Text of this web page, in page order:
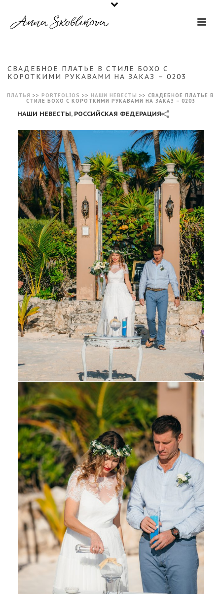
СВАДЕБНОЕ ПЛАТЬЕ В СТИЛЕ БОХО С
КОРОТКИМИ РУКАВАМИ НА ЗАКАЗ – 0203
ПЛАТЬЯ >> PORTFOLIOS >> НАШИ НЕВЕСТЫ >> СВАДЕБНОЕ ПЛАТЬЕ В
СТИЛЕ БОХО С КОРОТКИМИ РУКАВАМИ НА ЗАКАЗ – 0203
НАШИ НЕВЕСТЫ, РОССИЙСКАЯ ФЕДЕРАЦИЯ